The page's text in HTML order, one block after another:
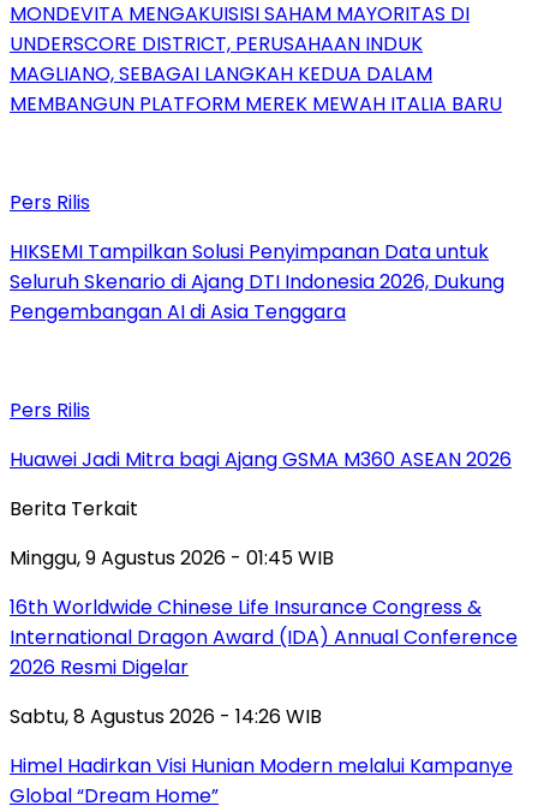
MONDEVITA MENGAKUISISI SAHAM MAYORITAS DI
UNDERSCORE DISTRICT, PERUSAHAAN INDUK
MAGLIANO, SEBAGAI LANGKAH KEDUA DALAM
MEMBANGUN PLATFORM MEREK MEWAH ITALIA BARU
Pers Rilis
HIKSEMI Tampilkan Solusi Penyimpanan Data untuk
Seluruh Skenario di Ajang DTI Indonesia 2026, Dukung
Pengembangan AI di Asia Tenggara
Pers Rilis
Huawei Jadi Mitra bagi Ajang GSMA M360 ASEAN 2026
Berita Terkait
Minggu, 9 Agustus 2026 - 01:45 WIB
16th Worldwide Chinese Life Insurance Congress &
International Dragon Award (IDA) Annual Conference
2026 Resmi Digelar
Sabtu, 8 Agustus 2026 - 14:26 WIB
Himel Hadirkan Visi Hunian Modern melalui Kampanye
Global “Dream Home”